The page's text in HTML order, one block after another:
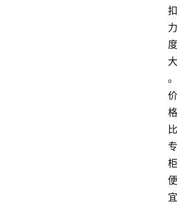
扣
力
度
大
。
价
格
比
专
柜
便
宜